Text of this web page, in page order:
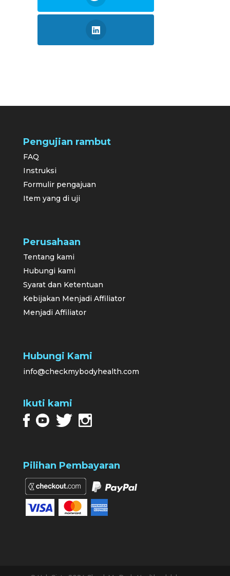
Pengujian rambut
FAQ
Instruksi
Formulir pengajuan
Item yang di uji
Perusahaan
Tentang kami
Hubungi kami
Syarat dan Ketentuan
Kebijakan Menjadi Affiliator
Menjadi Affiliator
Hubungi Kami
info@checkmybodyhealth.com
Ikuti kami
Pilihan Pembayaran